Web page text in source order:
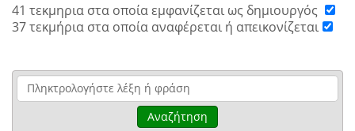
41 τεκμηρια στα οποία εμφανίζεται ως δημιουργός
37 τεκμήρια στα οποία αναφέρεται ή απεικονίζεται
Αναζήτηση